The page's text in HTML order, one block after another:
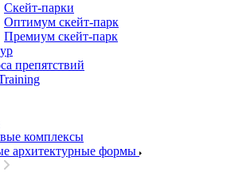
Скейт-парки
Оптимум скейт-парк
Премиум скейт-парк
препятствий
комплексы
архитектурные формы